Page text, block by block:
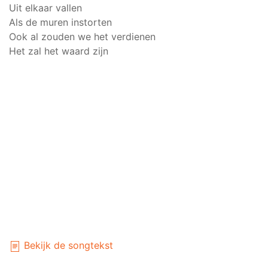
Uit elkaar vallen
Als de muren instorten
Ook al zouden we het verdienen
Het zal het waard zijn
Bekijk de songtekst